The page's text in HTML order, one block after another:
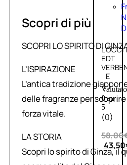
EDT
E
Valutato
0su
5
(0)
58,00
43,50
Scopri di più
SCOPRI LO SPIRITO DI
L’ISPIRAZIONE
L’antica tradizione
delle fragranze per
forza vitale.
LA STORIA
Scopri lo spirito di Ginza, il